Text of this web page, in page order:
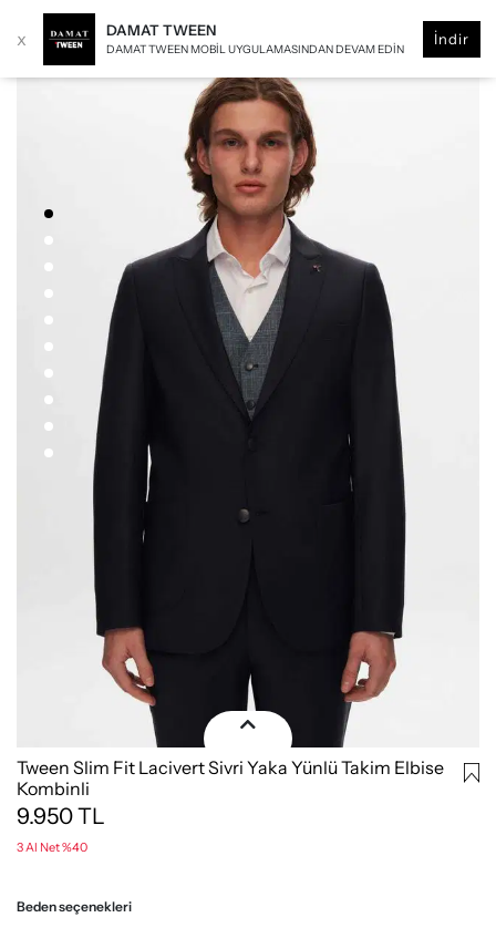
x DAMAT TWEEN
DAMAT TWEEN MOBIL UYGULAMASINDAN DEVAM EDIN
İndir
Tween Slim Fit Lacivert Sivri Yaka Yünlü Takim Elbise
Kombinli
9.950TL
3 Al Net %40
Beden seçenekleri